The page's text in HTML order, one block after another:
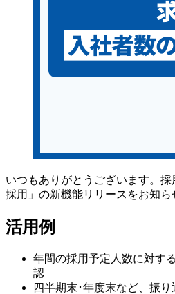
いつもありがとうございます。
採用」の新機能リリースをお知ら
活用例
年間の採用予定人数に対す
認
四半期末･年度末など、振